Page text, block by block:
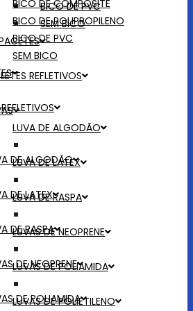
BICO DE PVC
SEM BICO
REFLETIVOS
LUVA DE ALGODÃO
LUVA DE LATEX
LUVA DE RASPA
LUVAS DE NEOPRENE
LUVAS DE POLIAMIDA
LUVAS DE POLIETILENO
BICO DE COMPOSITE
BICO DE POLIPROPILENO
BICO DE PVC
SEM BICO
DE ALGODÃO
DE LATEX
DE RASPA
DE NEOPRENE
DE POLIAMIDA